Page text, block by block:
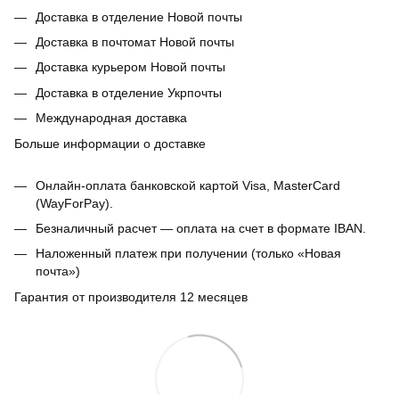
Доставка в отделение Новой почты
Доставка в почтомат Новой почты
Доставка курьером Новой почты
Доставка в отделение Укрпочты
Международная доставка
Больше информации о доставке
Онлайн-оплата банковской картой Visa, MasterCard
(WayForPay).
Безналичный расчет — оплата на счет в формате IBAN.
Наложенный платеж при получении (только «Новая
почта»)
Гарантия от производителя 12 месяцев